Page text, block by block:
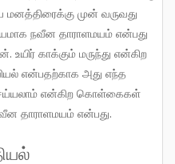
முன் வருவது
நவீன தாராளமயம் என்பது
காக்கும் மருந்து என்கிற
என்பதற்காக அது எந்த
என்கிற கொள்கைகள்
தாராளமயம் என்பது.